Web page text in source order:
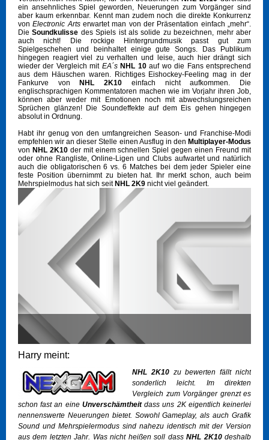
ein ansehnliches Spiel geworden, Neuerungen zum Vorgänger sind
aber kaum erkennbar. Kennt man zudem noch die direkte Konkurrenz
vonElectronic Artserwartet man von der Präsentation einfach „mehr“.
DieSoundkulisse des Spiels ist als solide zu bezeichnen, mehr aber
auch nicht! Die rockige Hintergrundmusik passt gut zum
Spielgeschehen und beinhaltet einige gute Songs. Das Publikum
hingegen reagiert viel zu verhalten und leise, auch hier drängt sich
wieder der Vergleich mit EA´s NHL 10auf wo die Fans entsprechend
aus dem Häuschen waren. Richtiges Eishockey-Feeling mag in der
Fankurve von
NHL 2K10 einfach nicht aufkommen. Die
englischsprachigen Kommentatoren machen wie im Vorjahr ihren Job,
können aber weder mit Emotionen noch mit abwechslungsreichen
Sprüchen glänzen! Die Soundeffekte auf dem Eis gehen hingegen
absolut in Ordnung.
Habt ihr genug von den umfangreichen Season- und Franchise-Modi
empfehlen wir an dieser Stelle einen Ausflug in den Multiplayer-Modus
von NHL 2K10der mit einem schnellen Spiel gegen einen Freund mit
oder ohne Rangliste, Online-Ligen und Clubs aufwartet und natürlich
auch die obligatorischen 6 vs. 6 Matches bei dem jeder Spieler eine
feste Position übernimmt zu bieten hat. Ihr merkt schon, auch beim
Mehrspielmodus hat sich seit NHL 2K9 nicht viel geändert.
Harry meint:
NHL 2K10zu bewerten fällt nicht
sonderlich leicht. Im direkten
Vergleich zum Vorgänger grenzt es
schon fast an eine Unverschämtheitdass uns 2Keigentlich keinerlei
nennenswerte Neuerungen bietet. Sowohl Gameplay, als auch Grafik
Sound und Mehrspielermodus sind nahezu identisch mit der Version
aus dem letzten Jahr. Was nicht heißen soll dassNHL 2K10deshalb